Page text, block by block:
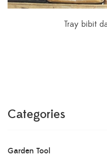
Tray bibit
Categories
Garden Tool